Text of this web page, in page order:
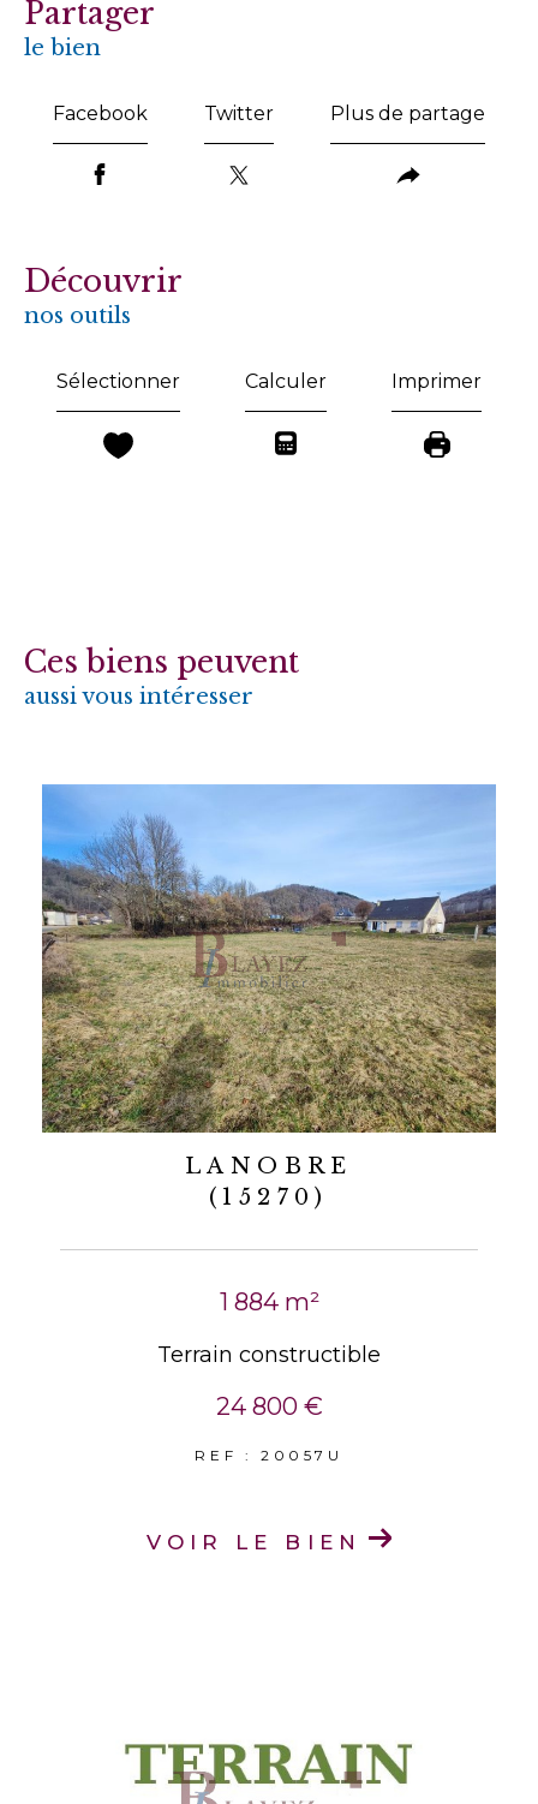
partager
le bien
Facebook Twitter Plus de partage
découvrir
nos outils
Sélectionner Calculer Imprimer
Ces biens peuvent
aussi vous intéresser
LANOBRE
(15270)
1 884 m²
Terrain constructible
24 800 €
REF : 20057U
VOIR LE BIEN